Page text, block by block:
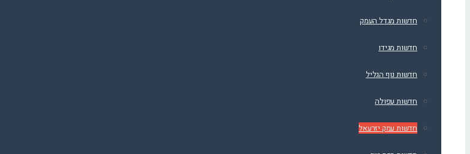
חדשות מגדל העמק
חדשות מגידו
חדשות נוף הגליל
חדשות עפולה
חדשות עמק יזרעאל